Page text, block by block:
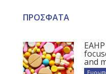
ΠΡΟΣΦΑΤΑ
and